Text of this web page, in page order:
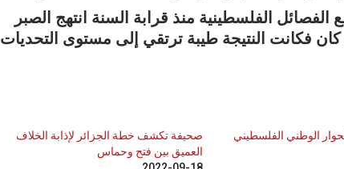
الفلسطينية منذ قرابة السنة انتهج الصبر
فكانت النتيجة طيبة ترتقي إلى مستوى التحديات
الوطني الفلسطيني
صحيفة تكشف خطة الجزائر لإذابة الخلاف
العميق بين فتح وحماس